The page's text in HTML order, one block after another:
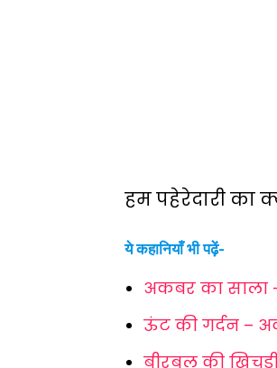
हम पहेरेदारी का
ये कहानियाँ भी पढ़ें-
अकबर का साला
ऊंट की गर्दन –
बीरबल की